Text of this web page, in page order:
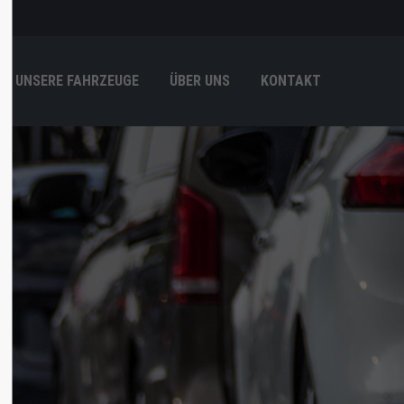
existiert leider nicht.
UNSERE FAHRZEUGE ÜBER UNS KONTAKT